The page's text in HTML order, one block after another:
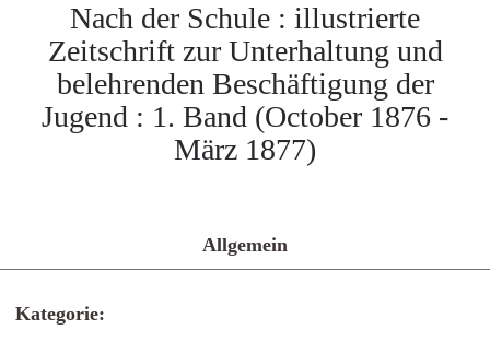
Nach der Schule : illustrierte
Zeitschrift zur Unterhaltung und
belehrenden Beschäftigung der
Jugend : 1. Band (October 1876 -
März 1877)
Allgemein
Kategorie: